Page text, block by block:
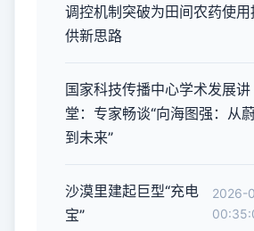
调控机制突破为田间农药使用
供新思路
国家科技传播中心学术发展讲
堂：专家畅谈“向海图强：从
到未来”
沙漠里建起巨型“充电
宝”
2026-